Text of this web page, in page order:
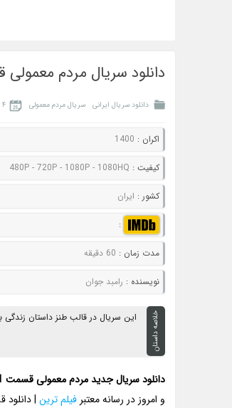
دانلود سریال مردم معمولی قسمت
دانلود سریال ایرانی سریال مردم معمولی ۴ تیر ۱۴۰۰
اکران : 1400
کيفيت : 480P - 720P - 1080P - 1080HQ
کشور : ایران
:
مدت زمان : 60 دقیقه
نويسنده : رامبد جوان
خلاصه داستان این سریال در قالب طنز داستان زندگی
دانلود سریال جدید مردم معمولی قسمت 11 یازدهم
و امروز در رسانه معتبرفیلم ترین